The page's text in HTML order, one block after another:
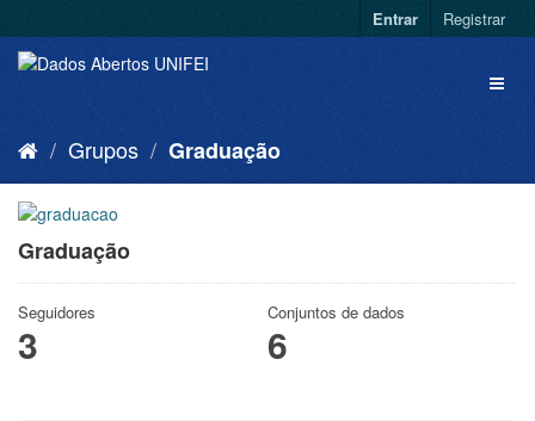
Entrar Registrar
Grupos Graduação
Graduação
Seguidores
3
Conjuntos de dados
6